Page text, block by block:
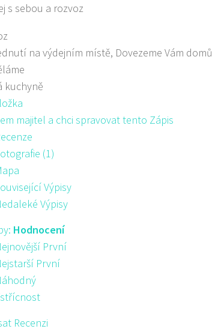
s sebou a rozvoz
na výdejním místě, Dovezeme Vám domů
kuchyně
majitel a chci spravovat tento Zápis
(1)
Výpisy
Výpisy
Hodnocení
První
První
Recenzi